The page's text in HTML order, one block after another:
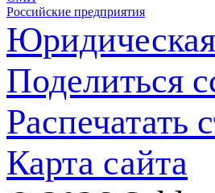
Российские предприятия
Поделиться
Распечатать
Карта сайта